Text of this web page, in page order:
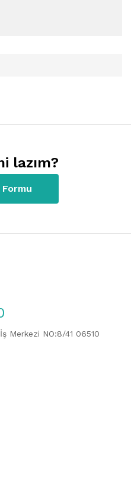
lazım?
Merkezi NO:8/41 06510